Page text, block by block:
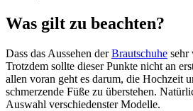
Was gilt zu beachten?
Dass das Aussehen derBrautschuhe sehr
Trotzdem sollte dieser Punkte nicht an
allen voran geht es darum, die Hochzeit
schmerzende Füße zu überstehen.
Auswahl verschiedenster Modelle.